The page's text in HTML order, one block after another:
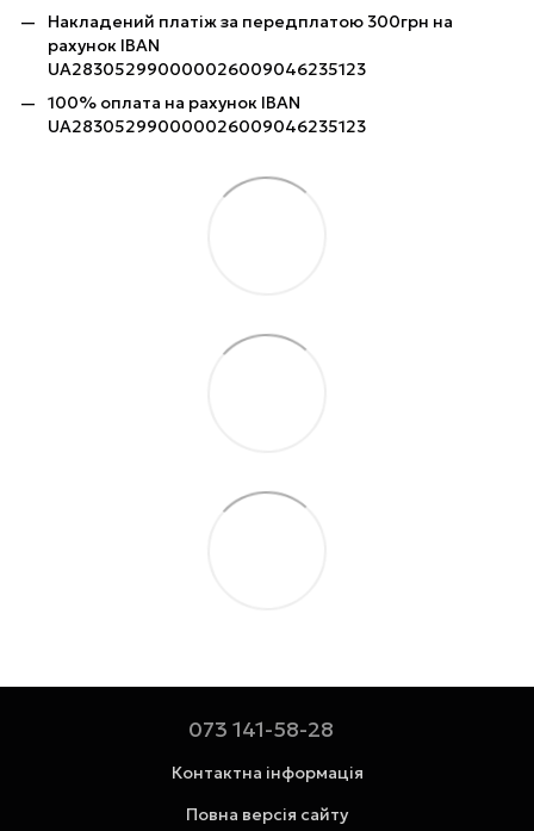
Накладений платіж за передплатою 300грн на
рахунок IBAN
UA283052990000026009046235123
100% оплата на рахунок IBAN
UA283052990000026009046235123
073 141-58-28
Контактна інформація
Повна версія сайту